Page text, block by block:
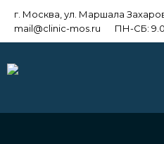
г. Москва, ул. Маршала
mail@clinic-mos.ru
ПН-СБ: